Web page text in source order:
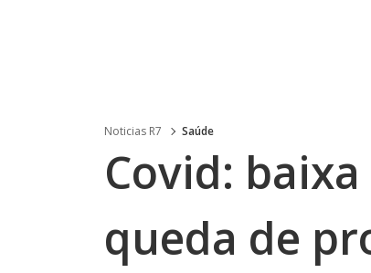
Noticias R7 Saúde
Covid: baixa
queda de